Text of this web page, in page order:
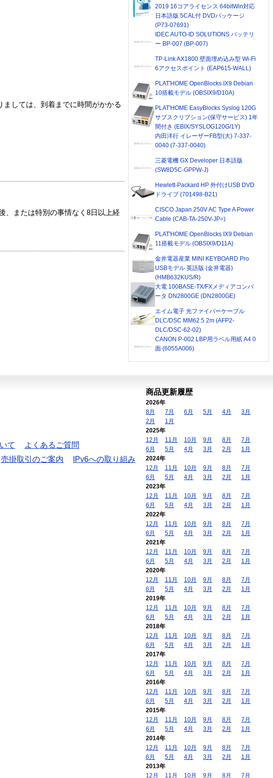
しては、到着までに時間がかかる
、または特別の事情なく8日以上経
2019 16コアライセンス 64bitWin対応
日本語版 5CAL付 DVDパッケージ
(P73-07691)
IDEC AUTO-ID SOLUTIONS バッテリ
ー BP-007 (BP-007)
TP-Link AX1800 壁面埋め込み型 Wi-Fi
6アクセスポイント (EAP615-WALL)
PLAT'HOME OpenBlocks IX9 Debian
10搭載モデル (OBSIX9/D10A)
PLAT'HOME EasyBlocks Syslog 120G
サブスクリプション(保守サービス) 1年
間付き (EBIX/SYSLOG120G/1Y)
内田洋行 イレーザーFB型(大) 7-337-
0040 (7-337-0040)
三菱電機 GX Developer 日本語版
(SW8D5C-GPPW-J)
Hewlett-Packard HP 外付けUSB DVD
ドライブ (701498-B21)
CISCO Japan 250V AC Type A Power
Cable (CAB-TA-250V-JP=)
PLAT'HOME OpenBlocks IX9 Debian
11搭載モデル (OBSIX9/D11A)
金井電器産業 MINI KEYBOARD Pro
USBモデル 英語版 (金井電器)
(HMB632KUS/R)
大電 100BASE-TX/FXメディアコンバ
ータ DN2800GE (DN2800GE)
エイム電子 光ファイバーケーブル
DLC/DSC MM62.5 2m (AFP2-
DLC/DSC-62-02)
CANON P-002 LBP用ラベル用紙 A4 0
面 (6055A006)
て
よくあるご質問
売掛取引のご案内
IPv6への取り組み
商品更新履歴
2026年
8月
7月 6月 5月 4月
3月
2月
1月
2025年
12月
11月 10月 9月 8月
7月
6月
5月 4月 3月 2月
1月
2024年
12月
11月 10月 9月 8月
7月
6月
5月 4月 3月 2月
1月
2023年
12月
11月 10月 9月 8月
7月
6月
5月 4月 3月 2月
1月
2022年
12月
11月 10月 9月 8月
7月
6月
5月 4月 3月 2月
1月
2021年
12月
11月 10月 9月 8月
7月
6月
5月 4月 3月 2月
1月
2020年
12月
11月 10月 9月 8月
7月
6月
5月 4月 3月 2月
1月
2019年
12月
11月 10月 9月 8月
7月
6月
5月 4月 3月 2月
1月
2018年
12月
11月 10月 9月 8月
7月
6月
5月 4月 3月 2月
1月
2017年
12月
11月 10月 9月 8月
7月
6月
5月 4月 3月 2月
1月
2016年
12月
11月 10月 9月 8月
7月
6月
5月 4月 3月 2月
1月
2015年
12月
11月 10月 9月 8月
7月
6月
5月 4月 3月 2月
1月
2014年
12月
11月 10月 9月 8月
7月
6月
5月 4月 3月 2月
1月
2013年
12月
11月 10月 9月 8月 7月